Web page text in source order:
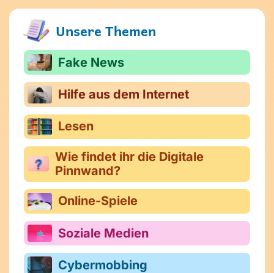
Unsere Themen
Fake News
Hilfe aus dem Internet
Lesen
Wie findet ihr die Digitale
Pinnwand?
Online-Spiele
Soziale Medien
Cybermobbing